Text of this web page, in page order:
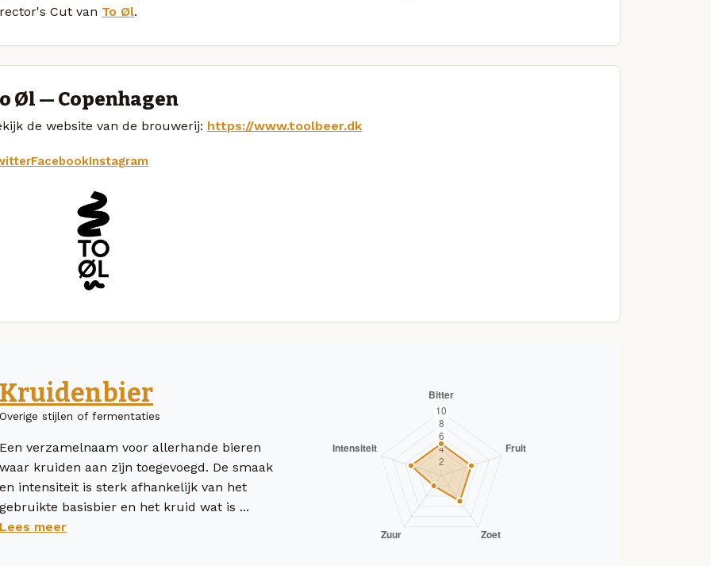
Cut van To Øl.
Øl — Copenhagen
de website van de brouwerij: https://www.toolbeer.dk
FacebookInstagram
Kruidenbier
Overige stijlen of fermentaties
Een verzamelnaam voor allerhande bieren
waar kruiden aan zijn toegevoegd. De smaak
en intensiteit is sterk afhankelijk van het
gebruikte basisbier en het kruid wat is ...
Lees meer